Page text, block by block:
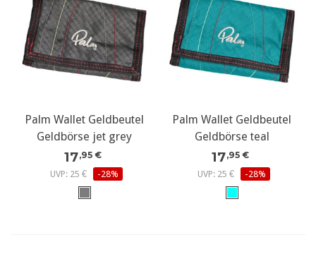
Palm Wallet Geldbeutel
Geldbörse jet grey
17,95 €
UVP: 25 €
-28%
Palm Wallet Geldbeutel
Geldbörse teal
17,95 €
UVP: 25 €
-28%